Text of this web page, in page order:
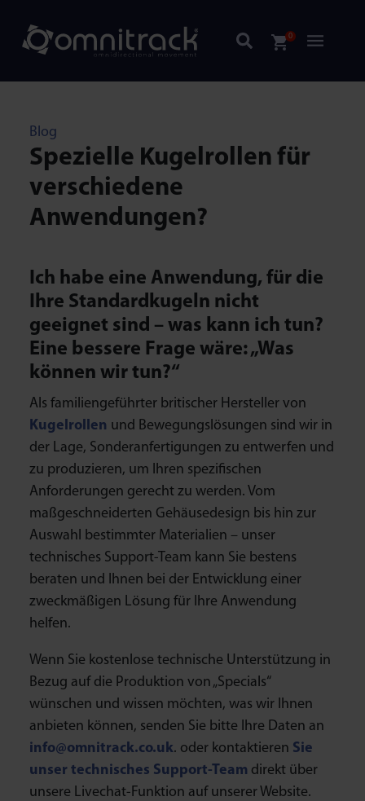
0
Blog
Spezielle Kugelrollen für
verschiedene
Anwendungen?
Ich habe eine Anwendung, für die
Ihre Standardkugeln nicht
geeignet sind – was kann ich tun?
Eine bessere Frage wäre: „Was
können wir tun?“
Als familiengeführter britischer Hersteller von
Kugelrollen und Bewegungslösungen sind wir in
der Lage, Sonderanfertigungen zu entwerfen und
zu produzieren, um Ihren spezifischen
Anforderungen gerecht zu werden. Vom
maßgeschneiderten Gehäusedesign bis hin zur
Auswahl bestimmter Materialien – unser
technisches Support-Team kann Sie bestens
beraten und Ihnen bei der Entwicklung einer
zweckmäßigen Lösung für Ihre Anwendung
helfen.
Wenn Sie kostenlose technische Unterstützung in
Bezug auf die Produktion von „Specials“
wünschen und wissen möchten, was wir Ihnen
anbieten können, senden Sie bitte Ihre Daten an
info@omnitrack.co.uk. oder kontaktieren Sie
unser technisches Support-Team direkt über
unsere Livechat-Funktion auf unserer Website.